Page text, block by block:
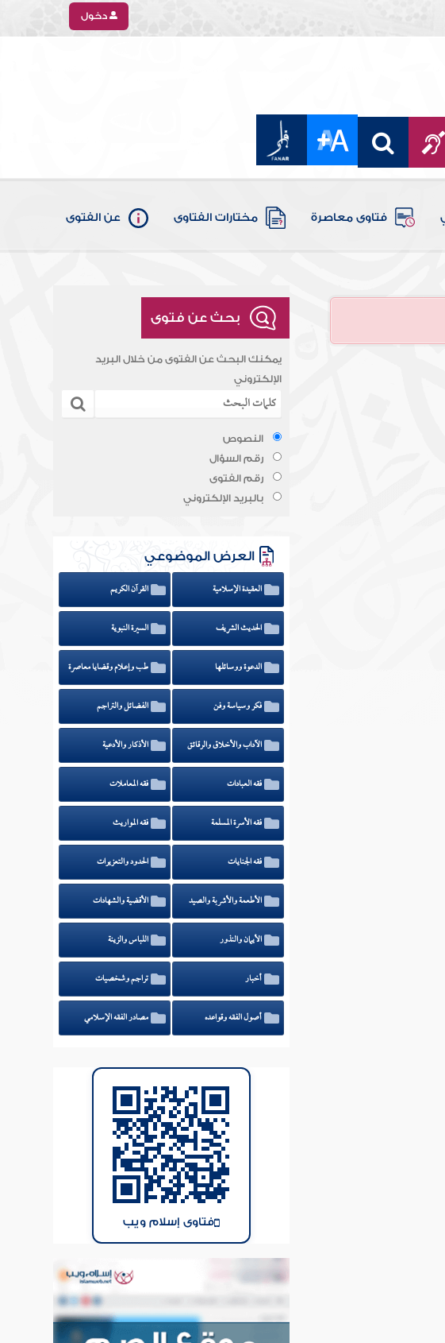
دخول
فتاوى معاصرة مختارات الفتاوى عن الفتوى
بحث عن فتوى
يمكنك البحث عن الفتوى من خلال البريد
الإلكتروني
النصوص
رقم السؤال
رقم الفتوى
بالبريد الإلكتروني
العرض الموضوعي
العقيدة الإسلامية القرآن الكريم
الحديث الشريف السيرة النبوية
الدعوة ووسائلها طب وإعلام وقضايا معاصرة
فكر وسياسة وفن الفضائل والتراجم
الآداب والأخلاق والرقائق الأذكار والأدعية
فقه العبادات فقه المعاملات
فقه الأسرة المسلمة فقه المواريث
فقه الجنايات الحدود والتعزيرات
الأطعمة والأشربة والصيد الأقضية والشهادات
الأيمان والنذور اللباس والزينة
أخبار تراجم وشخصيات
أصول الفقه وقواعده مصادر الفقه الإسلامي
فتاوى إسلام ويب